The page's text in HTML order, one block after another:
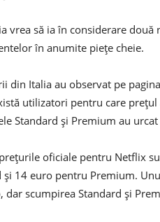
vrea să ia în considerare
în anumite pieţe cheie.
din Italia au observat pe
utilizatori pentru care
Standard şi Premium au
oficiale pentru Netflix
şi 14 euro pentru Premium.
dar scumpirea Standard şi